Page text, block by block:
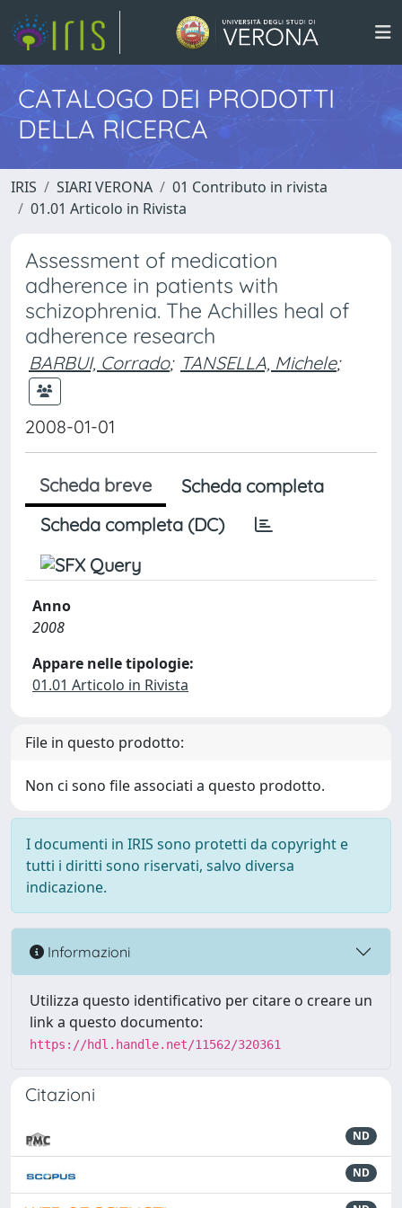
CATALOGO DEI PRODOTTI
DELLA RICERCA
IRIS SIARI VERONA
01 Contributo in rivista
01.01 Articolo in Rivista
Assessment of medication
adherence in patients with
schizophrenia. The Achilles heal of
adherence research
BARBUI, Corrado; TANSELLA, Michele;
2008-01-01
Scheda breve
Scheda completa
Scheda completa (DC)
Anno
2008
Appare nelle tipologie:
01.01 Articolo in Rivista
File in questo prodotto:
Non ci sono file associati a questo prodotto.
I documenti in IRIS sono protetti da copyright e
tutti i diritti sono riservati, salvo diversa
indicazione.
Informazioni
Utilizza questo identificativo per citare o creare un
link a questo documento:
https://hdl.handle.net/11562/320361
Citazioni
ND
ND